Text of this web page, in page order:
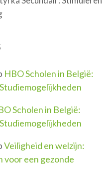
HBO Scholen in België:
Scholen in België:
Veiligheid en welzijn:
voor een gezonde